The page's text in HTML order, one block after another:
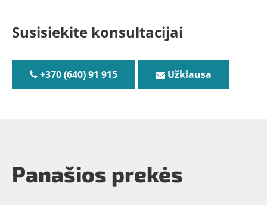
Susisiekite konsultacijai
+370 (640) 91 915 Užklausa
Panašios prekės